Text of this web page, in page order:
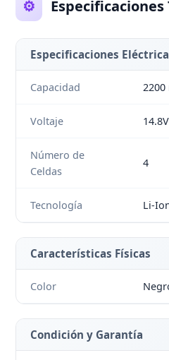
⚙️ Especificaciones
Especificaciones
Capacidad 2200
Voltaje
Número de
Celdas
4
Tecnología Li-
Características Físicas
Color
Condición y Garantía